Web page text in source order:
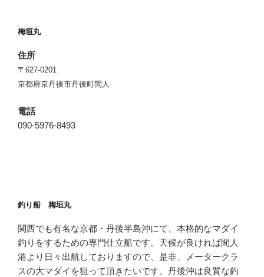
梅垣丸
住所
〒627-0201
京都府京丹後市丹後町間人
電話
090-5976-8493
釣り船 梅垣丸
関西でも有名な京都・丹後半島沖にて、本格的なマダイ
釣りをするための専門仕立船です。天候が良ければ間人
港より日々出航しておりますので、是非、メータークラ
スの大マダイを狙って頂きたいです。丹後沖は良質な釣